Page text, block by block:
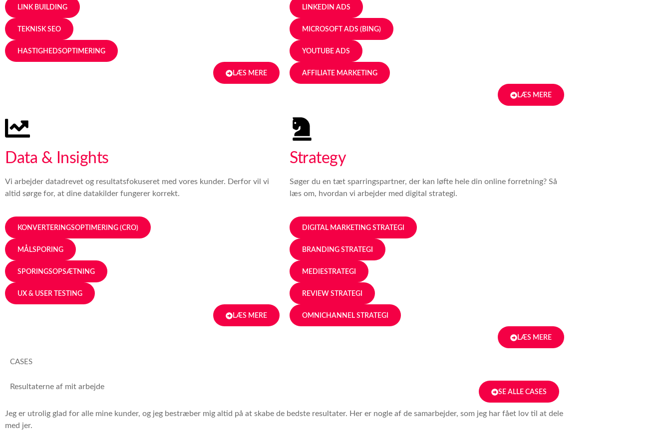
LINK BUILDING
TEKNISK SEO
HASTIGHEDSOPTIMERING
LÆS MERE
LINKEDIN ADS
MICROSOFT ADS (BING)
YOUTUBE ADS
AFFILIATE MARKETING
LÆS MERE
Data & Insights
Vi arbejder datadrevet og resultatsfokuseret med vores kunder. Derfor vil vi
altid sørge for, at dine datakilder fungerer korrekt.
KONVERTERINGSOPTIMERING (CRO)
MÅLSPORING
SPORINGSOPSÆTNING
UX & USER TESTING
LÆS MERE
Strategy
Søger du en tæt sparringspartner, der kan løfte hele din online forretning? Så
læs om, hvordan vi arbejder med digital strategi.
DIGITAL MARKETING STRATEGI
BRANDING STRATEGI
MEDIESTRATEGI
REVIEW STRATEGI
OMNICHANNEL STRATEGI
LÆS MERE
CASES
Resultaterne af mit arbejde
SE ALLE CASES
Jeg er utrolig glad for alle mine kunder, og jeg bestræber mig altid på at skabe de bedste resultater. Her er nogle af de samarbejder, som jeg har fået lov til at dele
med jer.